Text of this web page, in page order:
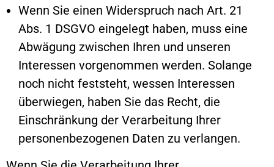
Wenn Sie einen Widerspruch nach Art. 21
Abs. 1 DSGVO eingelegt haben, muss eine
Abwägung zwischen Ihren und unseren
Interessen vorgenommen werden. Solange
noch nicht feststeht, wessen Interessen
überwiegen, haben Sie das Recht, die
Einschränkung der Verarbeitung Ihrer
personenbezogenen Daten zu verlangen.